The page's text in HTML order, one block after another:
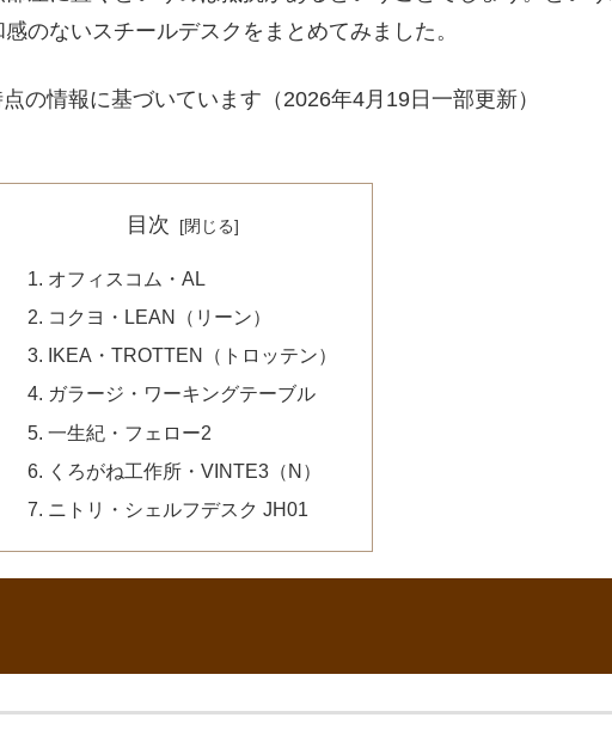
のないスチールデスクをまとめてみました。
の情報に基づいています（2026年4月19日一部更新）
目次
オフィスコム・AL
コクヨ・LEAN（リーン）
IKEA・TROTTEN（トロッテン）
ガラージ・ワーキングテーブル
一生紀・フェロー2
くろがね工作所・VINTE3（N）
ニトリ・シェルフデスク JH01